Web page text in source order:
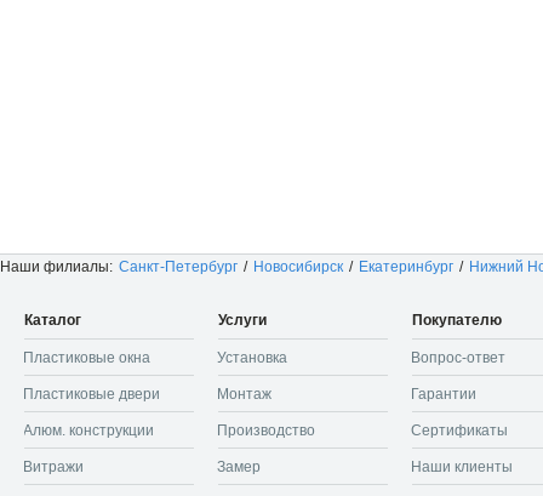
Каталог
Пластиковые окна
Пластиковые двери
Алюм. конструкции
Витражи
Услуги
Установка
Монтаж
Производство
Замер
Покупателю
Вопрос-ответ
Гарантии
Сертификаты
Наши клиенты
Наши филиалы: Санкт-Петербург / Новосибирск / Екатеринбург / Нижний